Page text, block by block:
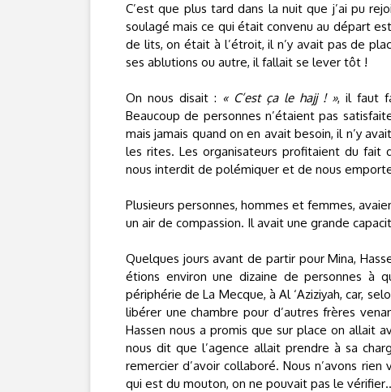
C’est que plus tard dans la nuit que j’ai pu
soulagé mais ce qui était convenu au départ
de lits, on était à l’étroit, il n’y avait pas de
ses ablutions ou autre, il fallait se lever tôt !
On nous disait : « C’est ça le hajj ! », il faut
Beaucoup de personnes n’étaient pas
mais jamais quand on en avait besoin, il n’y
les rites. Les organisateurs profitaient du fait
nous interdit de polémiquer et de nous
Plusieurs personnes, hommes et femmes,
un air de compassion. Il avait une grande
Quelques jours avant de partir pour Mina,
étions environ une dizaine de personnes à
périphérie de La Mecque, à Al ‘Aziziyah, car,
libérer une chambre pour d’autres frères
Hassen nous a promis que sur place on allait
nous dit que l’agence allait prendre à sa
remercier d’avoir collaboré. Nous n’avons
qui est du mouton, on ne pouvait pas le